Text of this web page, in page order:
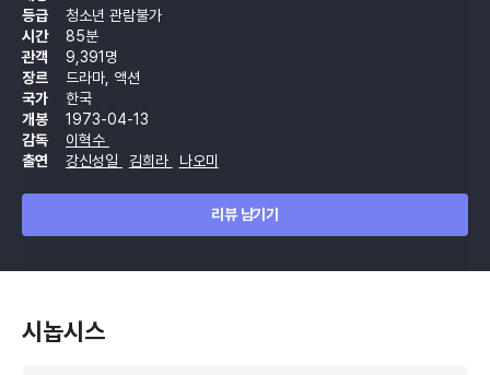
등급
청소년 관람불가
시간
85분
관객
9,391명
장르
드라마, 액션
국가
한국
개봉
1973-04-13
감독
이혁수
출연
강신성일 김희라 나오미
리뷰 남기기
시놉시스